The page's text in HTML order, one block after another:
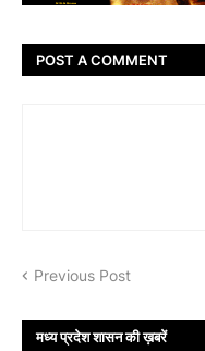
POST A COMMENT
Previous Post
मध्य प्रदेश शासन की ख़बरें